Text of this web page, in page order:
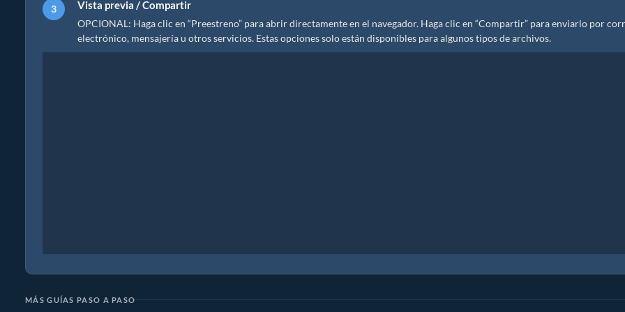
Vista previa / Compartir
OPCIONAL: Haga clic en “Preestreno” para abrir directamente en el navegador. Haga clic en “Compartir” para enviarlo por
electrónico, mensajería u otros servicios. Estas opciones solo están disponibles para algunos tipos de archivos.
MÁS GUÍAS PASO A PASO